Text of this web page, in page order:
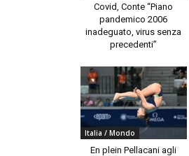
Covid, Conte “Piano
pandemico 2006
inadeguato, virus senza
precedenti”
Italia / Mondo
En plein Pellacani agli